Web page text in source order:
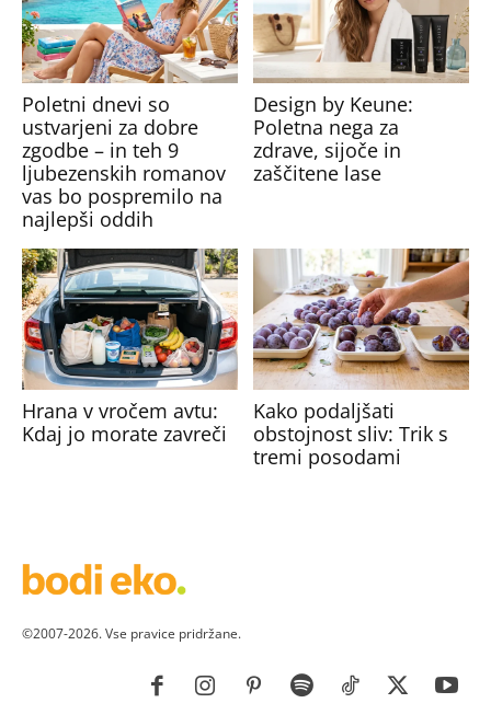
Poletni dnevi so
ustvarjeni za dobre
zgodbe – in teh 9
ljubezenskih romanov
vas bo pospremilo na
najlepši oddih
Design by Keune:
Poletna nega za
zdrave, sijoče in
zaščitene lase
Hrana v vročem avtu:
Kdaj jo morate zavreči
Kako podaljšati
obstojnost sliv: Trik s
tremi posodami
©2007-2026. Vse pravice pridržane.